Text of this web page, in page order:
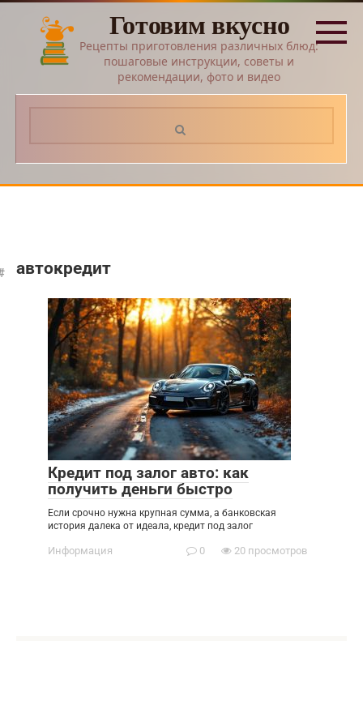
Перейти
контенту
Готовим вкусно
Рецепты приготовления различных блюд:
пошаговые инструкции, советы и
рекомендации, фото и видео
автокредит
Кредит под залог авто: как
получить деньги быстро
Если срочно нужна крупная сумма, а банковская
история далека от идеала, кредит под залог
Информация 0 20 просмотров